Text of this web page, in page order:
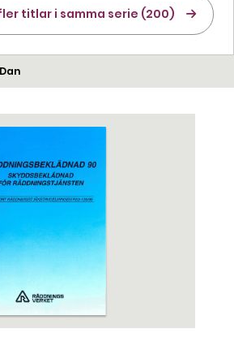
titlar i samma serie (200)